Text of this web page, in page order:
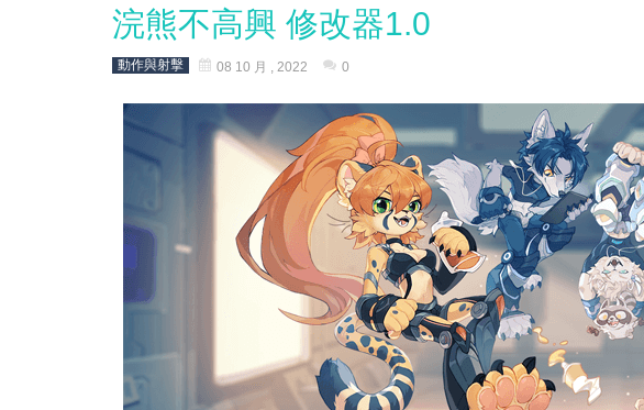
浣熊不高興 修改器1.0
動作與射擊 08 10 月 , 2022 0